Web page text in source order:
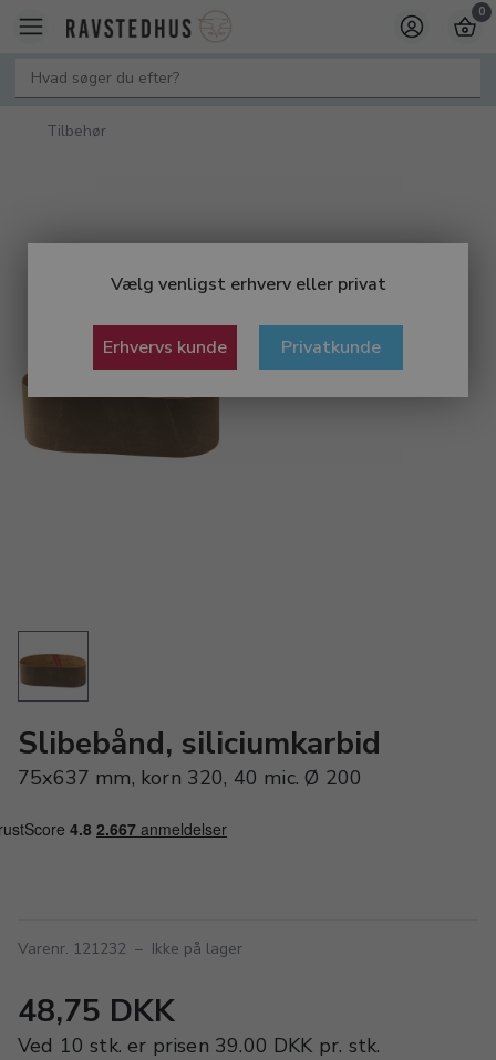
Vælg venligst erhverv eller privat
Erhvervs kunde Privatkunde
0
Tilbehør
Slibebånd, siliciumkarbid
75x637 mm, korn 320, 40 mic. Ø 200
Varenr. 121232 – Ikke på lager
48,75 DKK
Ved 10 stk. er prisen 39.00 DKK pr. stk.